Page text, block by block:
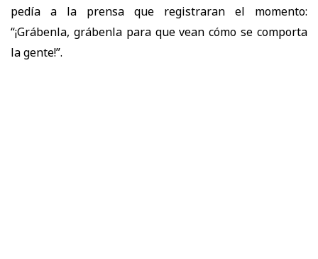
pedía a la prensa que registraran el momento:
“¡Grábenla, grábenla para que vean cómo se comporta
la gente!”.